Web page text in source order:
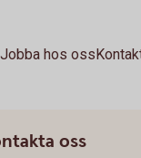
Jobba hos oss
oss